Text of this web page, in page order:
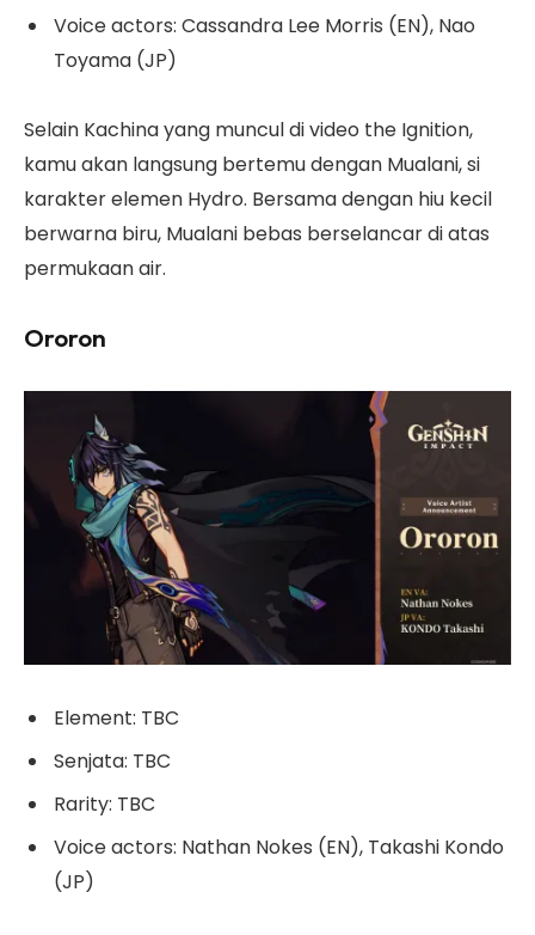
Voice actors: Cassandra Lee Morris (EN), Nao
Toyama (JP)
Selain Kachina yang muncul di video the Ignition,
kamu akan langsung bertemu dengan Mualani, si
karakter elemen Hydro. Bersama dengan hiu kecil
berwarna biru, Mualani bebas berselancar di atas
permukaan air.
Ororon
Element: TBC
Senjata: TBC
Rarity: TBC
Voice actors: Nathan Nokes (EN), Takashi Kondo
(JP)